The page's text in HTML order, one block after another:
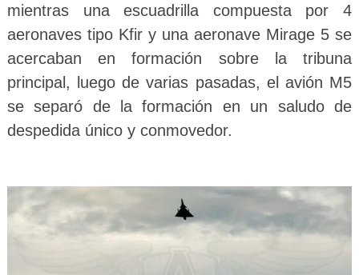
mientras una escuadrilla compuesta por 4
aeronaves tipo Kfir y una aeronave Mirage 5 se
acercaban en formación sobre la tribuna
principal, luego de varias pasadas, el avión M5
se separó de la formación en un saludo de
despedida único y conmovedor.